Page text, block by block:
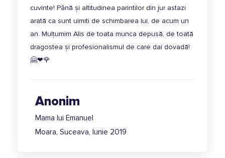
cuvinte! Până și altitudinea parintilor din jur astazi
arată ca sunt uimiti de schimbarea lui, de acum un
an. Mulțumim Alis de toata munca depusă, de toată
dragostea și profesionalismul de care dai dovadă!
🤗❤🌹
Anonim
Mama lui Emanuel
Moara, Suceava, Iunie 2019